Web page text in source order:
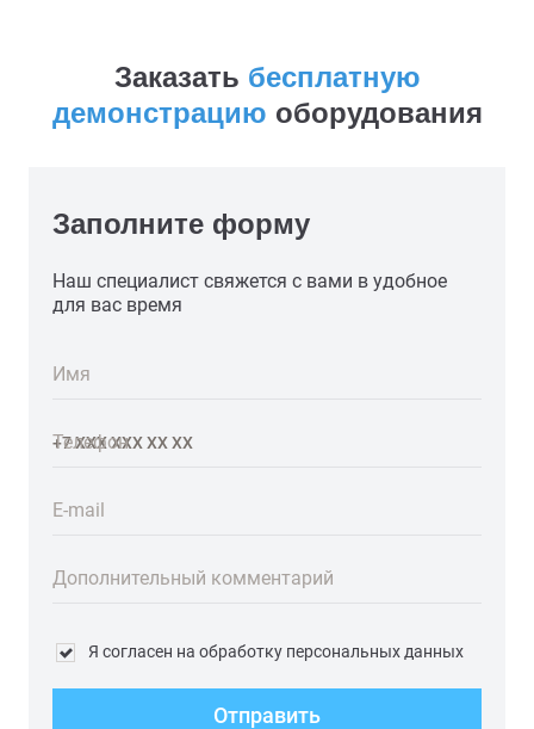
Заказать бесплатную
демонстрацию оборудования
Заполните форму
Наш специалист свяжется с вами в удобное
для вас время
Имя
Телефон
E-mail
Дополнительный комментарий
Я согласен на обработку персональных данных
Отправить